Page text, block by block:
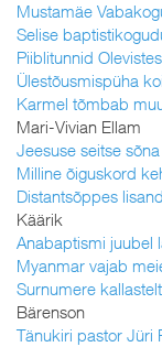
Mustamäe
Selise
Piiblitunnid
Ülestõusmispüha
Karmel tõmbab
Mari-Vivian Ellam
Jeesuse seitse
Milline õiguskord
Distantsõppes
Käärik
Anabaptismi juubel
Myanmar vajab
Surnumere
Bärenson
Tänukiri pastor Jüri